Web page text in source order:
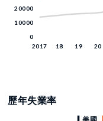
歷年失業率